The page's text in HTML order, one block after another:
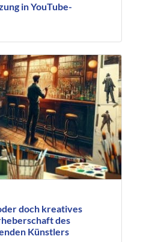
in YouTube-
doch kreatives
des
Künstlers